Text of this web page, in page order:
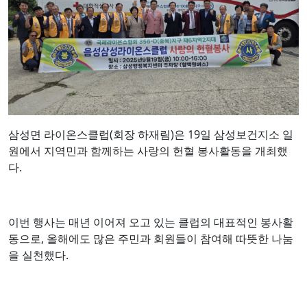
삼성면 라이온스클럽(회장 하재림)은 19일 삼성보건지소 일
원에서 지역민과 함께하는 사랑의 헌혈 봉사활동을 개최했
다.
이번 행사는 매년 이어져 오고 있는 클럽의 대표적인 봉사활
동으로, 올해에도 많은 주민과 회원들이 참여해 따뜻한 나눔
을 실천했다.